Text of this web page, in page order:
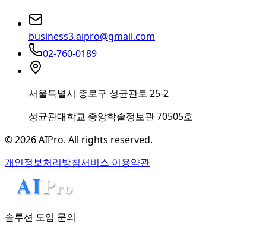
business3.aipro@gmail.com
02-760-0189
서울특별시 종로구 성균관로 25-2
성균관대학교 중앙학술정보관 70505호
© 2026 AIPro. All rights reserved.
개인정보처리방침서비스 이용약관
솔루션 도입 문의